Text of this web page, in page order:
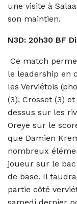
une visite à
son maintien.
N3D: 20h30 BF
Ce match
le leadership en
les Verviétois
(3), Crosset (3)
dessus sur les
Oreye sur le
que Damien
nombreux
joueur sur le bac
de base. Il
partie côté
samedi dernier